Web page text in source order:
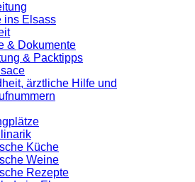
ins Elsass
& Dokumente
& Packtipps
ärztliche Hilfe und
Küche
Weine
Rezepte